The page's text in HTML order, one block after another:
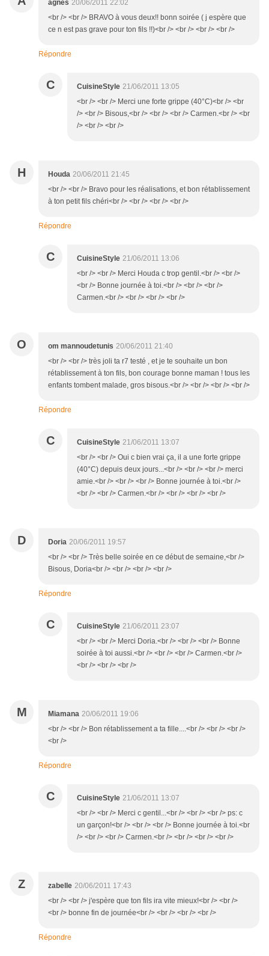
agnes 20/06/2011 22:02
<br /> <br /> BRAVO à vous deux!! bonn soirée ( j espère que
ce n est pas grave pour ton fils !!)<br /> <br /> <br /> <br />
Répondre
C CuisineStyle 21/06/2011 13:05
<br /> <br /> Merci une forte grippe (40°C)<br /> <br
/> <br /> Bisous,<br /> <br /> <br /> Carmen.<br /> <br
/> <br /> <br />
H Houda 20/06/2011 21:45
<br /> <br /> Bravo pour les réalisations, et bon rétablissement
à ton petit fils chéri<br /> <br /> <br /> <br />
Répondre
C CuisineStyle 21/06/2011 13:06
<br /> <br /> Merci Houda c trop gentil.<br /> <br />
<br /> Bonne journée à toi.<br /> <br /> <br />
Carmen.<br /> <br /> <br /> <br />
O om mannoudetunis 20/06/2011 21:40
<br /> <br /> très joli ta r7 testé , et je te souhaite un bon
rétablissement à ton fils, bon courage bonne maman ! tous les
enfants tombent malade, gros bisous.<br /> <br /> <br /> <br />
Répondre
C CuisineStyle 21/06/2011 13:07
<br /> <br /> Oui c bien vrai ça, il a une forte grippe
(40°C) depuis deux jours...<br /> <br /> <br /> merci
amie.<br /> <br /> <br /> Bonne journée à toi.<br />
<br /> <br /> Carmen.<br /> <br /> <br /> <br />
D Doria 20/06/2011 19:57
<br /> <br /> Très belle soirée en ce début de semaine,<br />
Bisous, Doria<br /> <br /> <br /> <br />
Répondre
C CuisineStyle 21/06/2011 23:07
<br /> <br /> Merci Doria.<br /> <br /> <br /> Bonne
soirée à toi aussi.<br /> <br /> <br /> Carmen.<br />
<br /> <br /> <br />
M Miamana 20/06/2011 19:06
<br /> <br /> Bon rétablissement a ta fille....<br /> <br /> <br />
<br />
Répondre
C CuisineStyle 21/06/2011 13:07
<br /> <br /> Merci c gentil...<br /> <br /> <br /> ps: c
un garçon!<br /> <br /> <br /> Bonne journée à toi.<br
/> <br /> <br /> Carmen.<br /> <br /> <br /> <br />
Z zabelle 20/06/2011 17:43
<br /> <br /> j'espère que ton fils ira vite mieux!<br /> <br />
<br /> bonne fin de journée<br /> <br /> <br /> <br />
Répondre